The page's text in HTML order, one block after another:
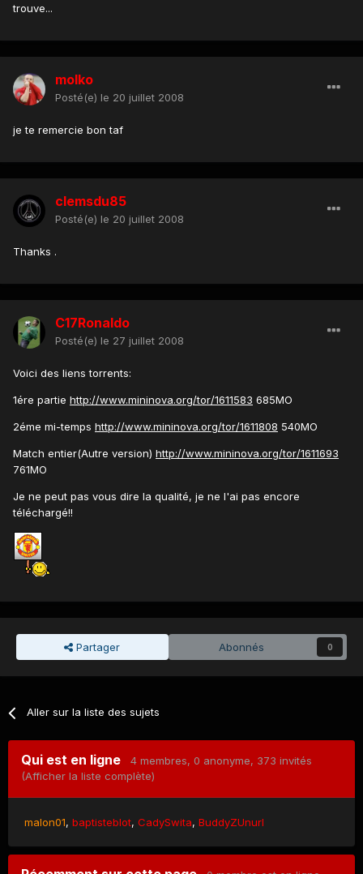
trouve...
molko
Posté(e) le 20 juillet 2008
je te remercie bon taf
clemsdu85
Posté(e) le 20 juillet 2008
Thanks .
C17Ronaldo
Posté(e) le 27 juillet 2008
Voici des liens torrents:
1ére partie http://www.mininova.org/tor/1611583 685MO
2éme mi-temps http://www.mininova.org/tor/1611808 540MO
Match entier(Autre version) http://www.mininova.org/tor/1611693
761MO
Je ne peut pas vous dire la qualité, je ne l'ai pas encore
téléchargé!!
Partager Abonnés 0
Aller sur la liste des sujets
Qui est en ligne 4 membres, 0 anonyme, 373 invités
(Afficher la liste complète)
malon01 baptisteblot CadySwita BuddyZUnurl